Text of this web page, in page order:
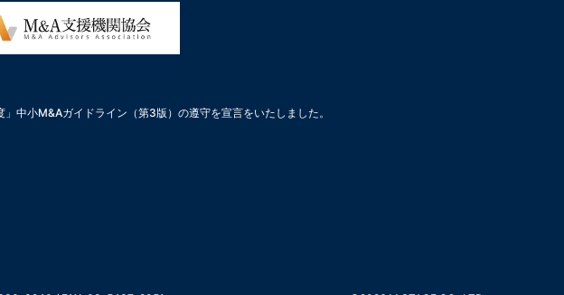
中小M&Aガイドライン（第3版）の遵守を宣言をいたしました。